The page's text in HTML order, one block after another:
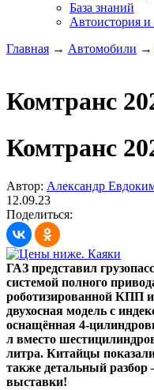
База знаний
Автоистория
Главная → Автомобили →
Комтранс
Комтранс
Автор: Александр
12.09.23
Поделиться:
ГАЗ представил
системой полного
роботизированной КПП
двухосная модель с
оснащённая 4-
л вместо
литра. Китайцы
также детальный разбор
выставки!